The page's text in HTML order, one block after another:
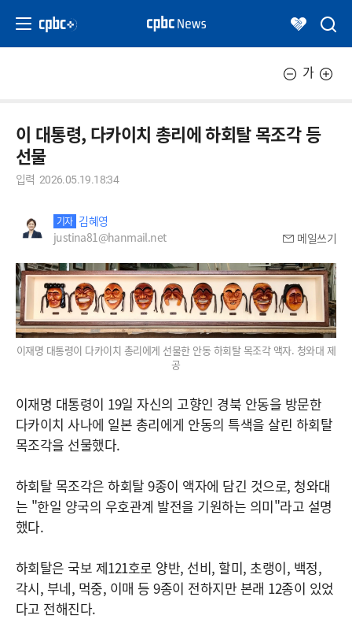
가
이 대통령, 다카이치 총리에 하회탈 목조각 등
선물
입력 2026.05.19.18:34
기자 김혜영
justina81@hanmail.net
메일쓰기
이재명 대통령이 다카이치 총리에게 선물한 안동 하회탈 목조각 액자. 청와대 제
공
이재명 대통령이 19일 자신의 고향인 경북 안동을 방문한
다카이치 사나에 일본 총리에게 안동의 특색을 살린 하회탈
목조각을 선물했다.
하회탈 목조각은 하회탈 9종이 액자에 담긴 것으로, 청와대
는 "한일 양국의 우호관계 발전을 기원하는 의미"라고 설명
했다.
하회탈은 국보 제121호로 양반, 선비, 할미, 초랭이, 백정,
각시, 부네, 먹중, 이매 등 9종이 전하지만 본래 12종이 있었
다고 전해진다.